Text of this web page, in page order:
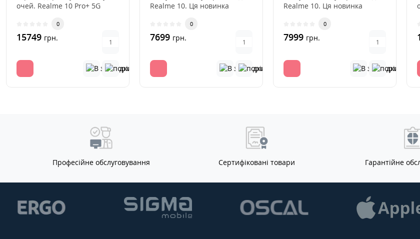
очей. Realme 10 Pro+ 5G
затемнення ..
0
15749 грн.
Realme 10. Ця новинка
0
7699 грн.
Realme 10. Ця новинка
0
7999 грн.
Професійне обслуговування Сертифіковані товари Гарантійне